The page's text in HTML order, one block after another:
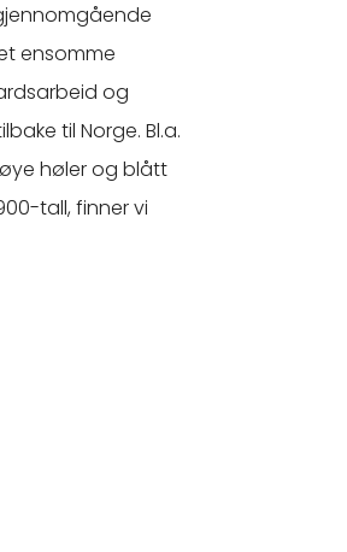
ensomme
og
til Norge. Bl.a.
høler og blått
tall, finner vi